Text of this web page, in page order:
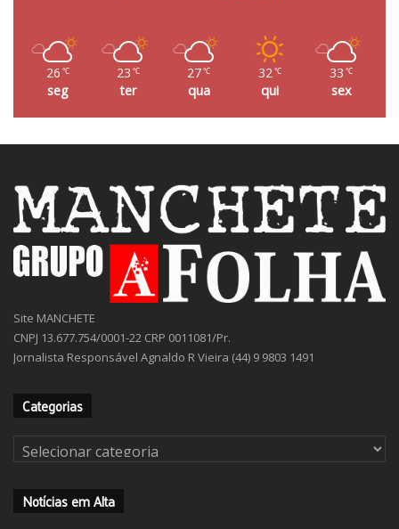
26 ℃
seg
23 ℃
ter
27℃
qua
32℃
qui
33 ℃
sex
Site MANCHETE
CNPJ 13.677.754/0001-22 CRP 0011081/Pr.
Jornalista Responsável Agnaldo R Vieira (44) 9 9803 1491
Categorias
Categorias
Notícias em Alta